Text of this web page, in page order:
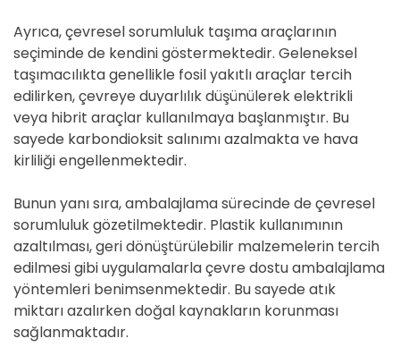
Ayrıca, çevresel sorumluluk taşıma araçlarının
seçiminde de kendini göstermektedir. Geleneksel
taşımacılıkta genellikle fosil yakıtlı araçlar tercih
edilirken, çevreye duyarlılık düşünülerek elektrikli
veya hibrit araçlar kullanılmaya başlanmıştır. Bu
sayede karbondioksit salınımı azalmakta ve hava
kirliliği engellenmektedir.
Bunun yanı sıra, ambalajlama sürecinde de çevresel
sorumluluk gözetilmektedir. Plastik kullanımının
azaltılması, geri dönüştürülebilir malzemelerin tercih
edilmesi gibi uygulamalarla çevre dostu ambalajlama
yöntemleri benimsenmektedir. Bu sayede atık
miktarı azalırken doğal kaynakların korunması
sağlanmaktadır.